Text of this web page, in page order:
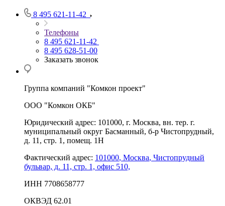
8 495 621-11-42
Телефоны
8 495 621-11-42
8 495 628-51-00
Заказать звонок
Группа компаний "Комкон проект"
ООО "Комкон ОКБ"
Юридический адрес: 101000, г. Москва, вн. тер. г.
муниципальный округ Басманный, б-р Чистопрудный,
д. 11, стр. 1, помещ. 1Н
Фактический адрес: 101000, Москва, Чистопрудный
бульвар, д. 11, стр. 1, офис 510,
ИНН 7708658777
ОКВЭД 62.01